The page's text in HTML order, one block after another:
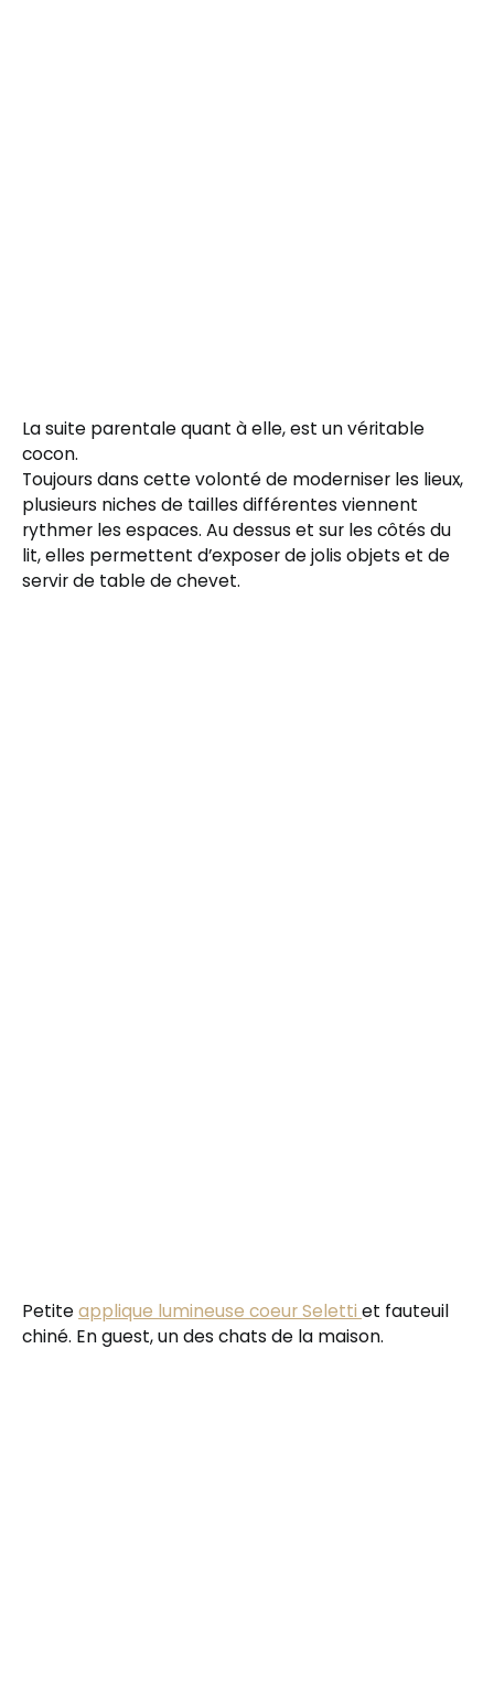
La suite parentale quant à elle, est un véritable
cocon.
Toujours dans cette volonté de moderniser les lieux,
plusieurs niches de tailles différentes viennent
rythmer les espaces. Au dessus et sur les côtés du
lit, elles permettent d’exposer de jolis objets et de
servir de table de chevet.
Petiteapplique lumineuse coeur Seletti et fauteuil
chiné. En guest, un des chats de la maison.